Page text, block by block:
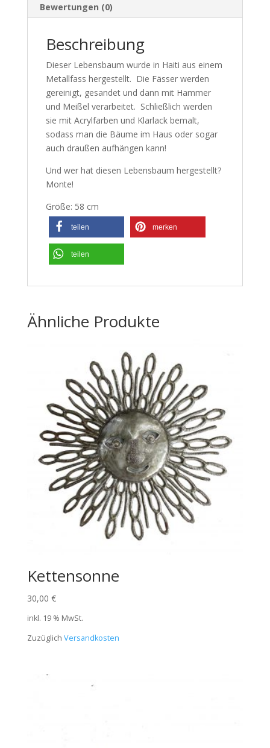
Bewertungen (0)
Beschreibung
Dieser Lebensbaum wurde in Haiti aus einem
Metallfass hergestellt. Die Fässer werden
gereinigt, gesandet und dann mit Hammer
und Meißel verarbeitet. Schließlich werden
sie mit Acrylfarben und Klarlack bemalt,
sodass man die Bäume im Haus oder sogar
auch draußen aufhängen kann!
Und wer hat diesen Lebensbaum hergestellt?
Monte!
Größe: 58 cm
teilen merken
teilen
Ähnliche Produkte
Kettensonne
30,00 €
inkl. 19 % MwSt.
Zuzüglich Versandkosten